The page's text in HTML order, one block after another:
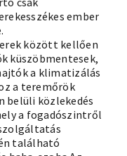
ember
között kellően
küszöbmentesek,
a klimatizálás
a teremőrök
belüli közlekedés
a fogadószintről
található